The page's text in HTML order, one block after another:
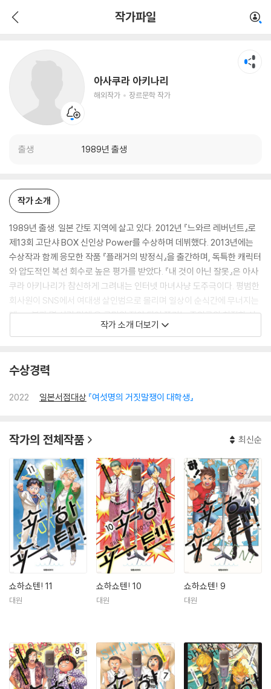
작가파일
아사쿠라 아키나리
해외작가 장르문학 작가
출생 1989년 출생
장르문학 작가
작가 소개
1989년 출생. 일본 간토 지역에 살고 있다. 2012년 『느와르 레버넌트』로
제13회 고단샤 BOX 신인상 Power를 수상하며 데뷔했다. 2013년에는
수상작과 함께 응모한 작품 『플래거의 방정식』을 출간하며, 독특한 캐릭터
와 압도적인 복선 회수로 높은 평가를 받았다. 『내 것이 아닌 잘못』은 아사
쿠라 아키나리가 참신하게 그려내는 인터넷 마녀사냥 도주극이다. 평범한
회사원이 SNS에서 여대생 살인범으로 몰리며 일상이 순식간에 무너지는
데……불과 몇 시간 만에 온 국민의 적이 되어 쫓기는 주인공의 처절한 사
투와 충격적인 반전! 주요 작품으로는 『교실이, 혼자가 될 때까지』, 『여섯
작가 소개 더보기
수상경력
2022 일본서점대상 『여섯명의 거짓말쟁이 대학생』
작가의 전체작품 최신순
쇼하쇼텐! 11
대원
쇼하쇼텐! 10
대원
쇼하쇼텐! 9
대원